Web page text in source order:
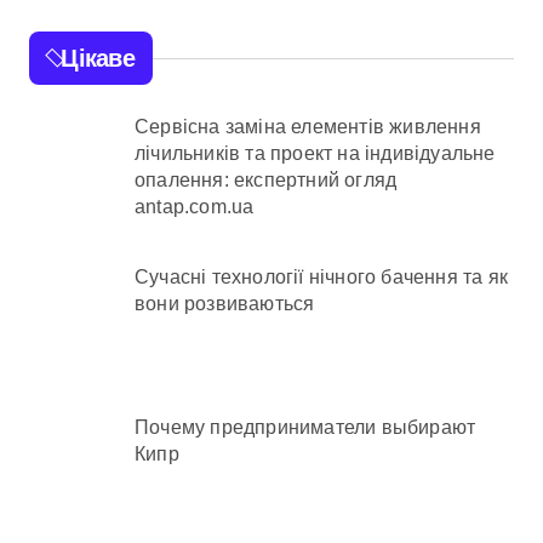
операції
Цікаве
Сервісна заміна елементів живлення
лічильників та проект на індивідуальне
опалення: експертний огляд
antap.com.ua
Сучасні технології нічного бачення та як
вони розвиваються
Почему предприниматели выбирают
Кипр